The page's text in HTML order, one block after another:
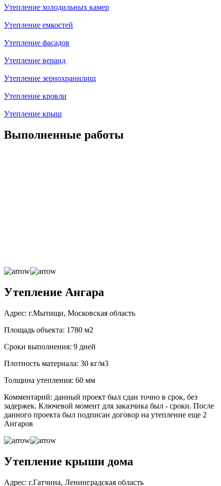
Утепление холодильных камер
Утепление емкостей
Утепление фасадов
Утепление веранд
Утепление зернохранилищ
Утепление кровли
Утепление крыш
Выполненные работы
Утепление Ангара
Адрес: г.Мытищи, Московская область
Площадь объекта: 1780 м2
Сроки выполнения: 9 дней
Плотность материала: 30 кг/м3
Толщина утепления: 60 мм
Комментарий: данный проект был сдан точно в срок, без
задержек. Ключевой момент для заказчика был - сроки. После
данного проекта был подписан договор на утепление еще 2
Ангаров
Утепление крыши дома
Адрес: г.Гатчина, Ленинградская область